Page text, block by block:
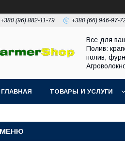
+380 (96) 882-11-79 +380 (66) 946-97-
Все для
Полив:
полив,
ГЛАВНАЯ ТОВАРЫ И УСЛУГИ